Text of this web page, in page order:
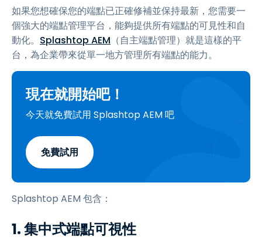
如果您想確保您的端點已正確修補並保持最新，您需要一
個強大的端點管理平台，能夠提供所有端點的可見性和自
動化。 Splashtop AEM （自主端點管理）就是這樣的平
台，為企業帶來從單一地方管理所有端點的能力。
現在就開始吧！
今天就免費試用 Splashtop AEM 吧
免費試用
Splashtop AEM 包含：
1. 集中式端點可視性